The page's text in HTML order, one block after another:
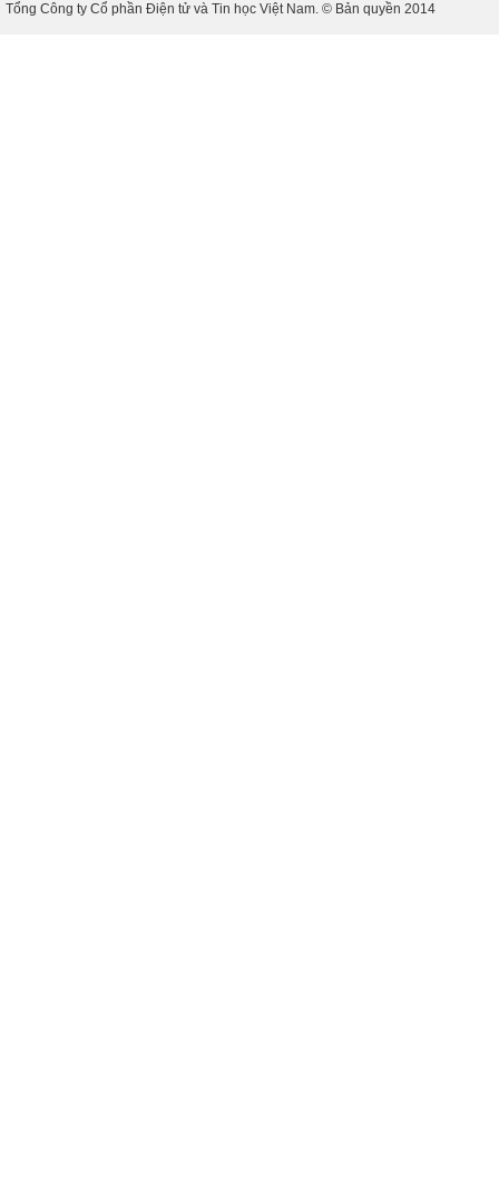
Tổng Công ty Cổ phần Điện tử và Tin học Việt Nam. © Bản quyền 2014